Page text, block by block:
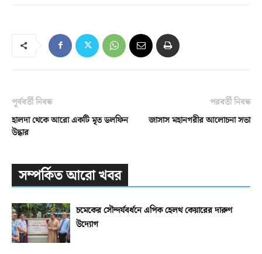
পূর্ববর্তী নিবন্ধ
হালদা থেকে আরো একটি মৃত ডলফিন
উদ্ধার
পরবর্তী নিবন্ধ
জাসাস মহানগরীর আলোচনা সভা
সম্পর্কিত আরো খবর
চমেকের সৌন্দর্যবর্ধনে এপিক হেলথ কেয়ারের দারুণ
উদ্যোগ